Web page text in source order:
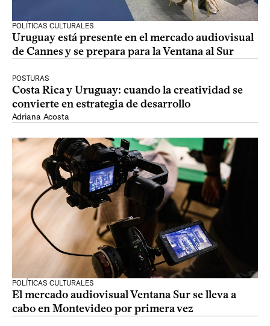
POLÍTICAS CULTURALES
Uruguay está presente en el mercado audiovisual
de Cannes y se prepara para la Ventana al Sur
POSTURAS
Costa Rica y Uruguay: cuando la creatividad se
convierte en estrategia de desarrollo
Adriana Acosta
POLÍTICAS CULTURALES
El mercado audiovisual Ventana Sur se lleva a
cabo en Montevideo por primera vez